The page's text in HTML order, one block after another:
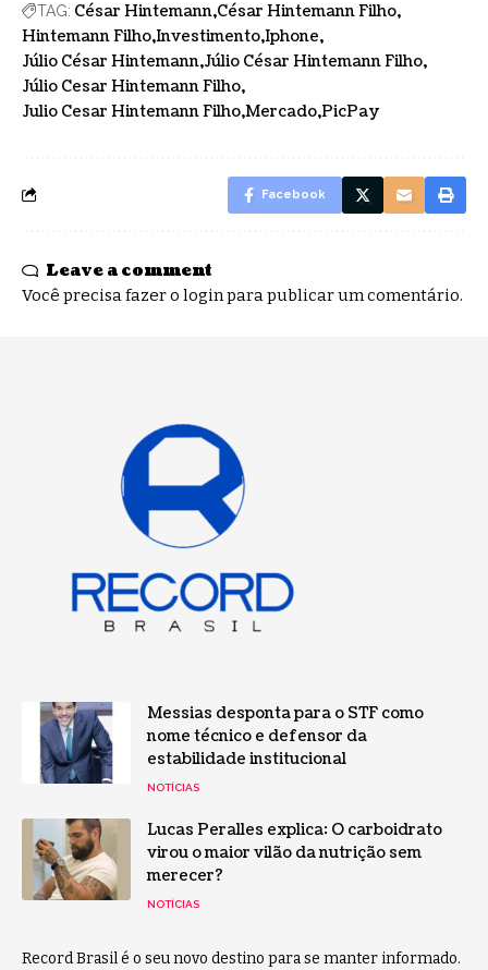
TAG: César Hintemann César Hintemann Filho
Hintemann Filho Investimento Iphone
Júlio César Hintemann Júlio César Hintemann Filho
Júlio Cesar Hintemann Filho
Julio Cesar Hintemann Filho Mercado PicPay
Facebook
Leave a comment
Você precisa fazer o loginpara publicar um comentário.
Messias desponta para o STF como
nome técnico e defensor da
estabilidade institucional
NOTÍCIAS
Lucas Peralles explica: O carboidrato
virou o maior vilão da nutrição sem
merecer?
NOTÍCIAS
Record Brasil é o seu novo destino para se manter informado.